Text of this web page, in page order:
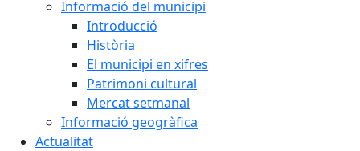
Informació del municipi
Introducció
Història
El municipi en xifres
Patrimoni cultural
Mercat setmanal
Informació geogràfica
Actualitat